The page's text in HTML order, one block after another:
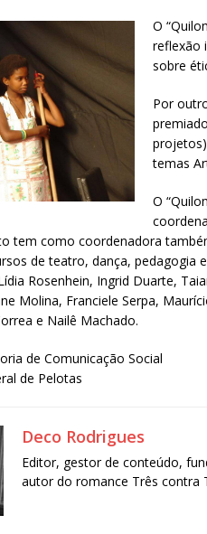
O
reflexão
sobre
Por
temas
O
tem como coordenadora
de teatro, dança, pedagogia
Rosenhein, Ingrid Duarte,
Molina, Franciele Serpa,
e Nailê Machado.
de Comunicação Social
de Pelotas
Deco Rodrigues
Editor, gestor de conteúdo,
autor do romance Três contra